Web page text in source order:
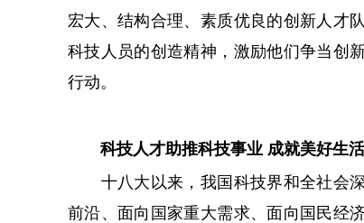
宏大、结构合理、素质优良的创新人才
科技人员的创造精神，激励他们争当创
行动。
科技人才助推科技事业 成就美好生活
十八大以来，我国科技界和全社会深
前沿、面向国家重大需求、面向国民经